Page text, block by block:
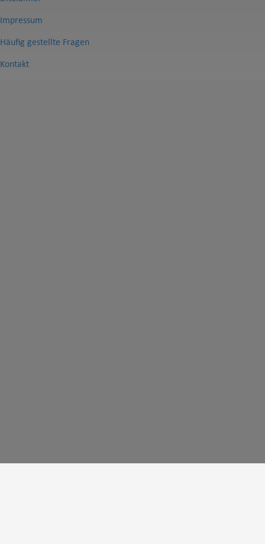
Impressum
Häufig gestellte Fragen
Kontakt